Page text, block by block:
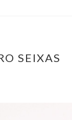
SEIXAS